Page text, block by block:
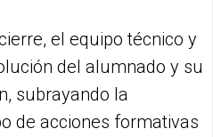
el equipo técnico y
del alumnado y su
subrayando la
de acciones formativas